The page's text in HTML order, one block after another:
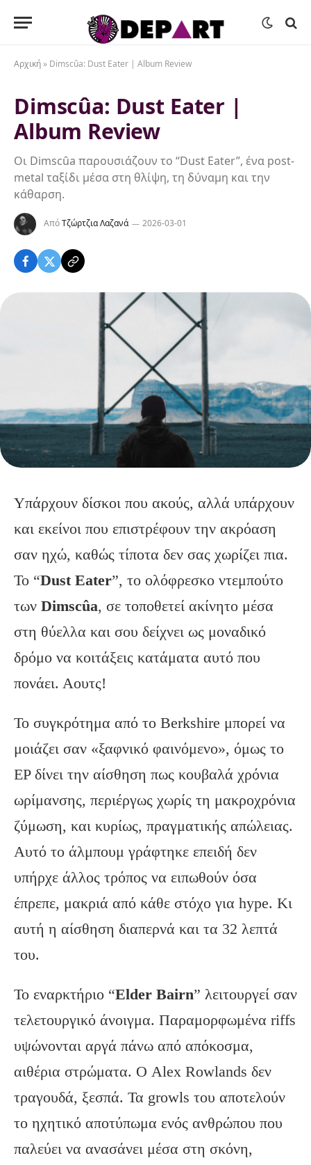
Αρχική » Dimscûa: Dust Eater | Album Review
Dimscûa: Dust Eater |
Album Review
Οι Dimscûa παρουσιάζουν το “Dust Eater”, ένα post-
metal ταξίδι μέσα στη θλίψη, τη δύναμη και την
κάθαρση.
ΑπόΤζώρτζια Λαζανά 2026-03-01
Υπάρχουν δίσκοι που ακούς, αλλά υπάρχουν
και εκείνοι που επιστρέφουν την ακρόαση
σαν ηχώ, καθώς τίποτα δεν σας χωρίζει πια.
Το “Dust Eater”, το ολόφρεσκο ντεμπούτο
των Dimscûa, σε τοποθετεί ακίνητο μέσα
στη θύελλα και σου δείχνει ως μοναδικό
δρόμο να κοιτάξεις κατάματα αυτό που
πονάει. Αουτς!
Το συγκρότημα από το Berkshire μπορεί να
μοιάζει σαν «ξαφνικό φαινόμενο», όμως το
EP δίνει την αίσθηση πως κουβαλά χρόνια
ωρίμανσης, περιέργως χωρίς τη μακροχρόνια
ζύμωση, και κυρίως, πραγματικής απώλειας.
Αυτό το άλμπουμ γράφτηκε επειδή δεν
υπήρχε άλλος τρόπος να ειπωθούν όσα
έπρεπε, μακριά από κάθε στόχο για hype. Κι
αυτή η αίσθηση διαπερνά και τα 32 λεπτά
του.
Το εναρκτήριο “Elder Bairn” λειτουργεί σαν
τελετουργικό άνοιγμα. Παραμορφωμένα riffs
υψώνονται αργά πάνω από απόκοσμα,
αιθέρια στρώματα. Ο Alex Rowlands δεν
τραγουδά, ξεσπά. Τα growls του αποτελούν
το ηχητικό αποτύπωμα ενός ανθρώπου που
παλεύει να ανασάνει μέσα στη σκόνη,